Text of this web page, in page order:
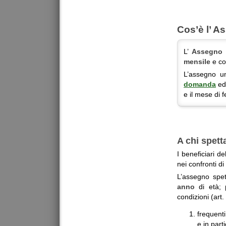
Cos’è l’
L’Assegno
mensile e
L’assegno
domanda
e il mese di
A chi
I beneficiari
nei confronti
L’assegno
anno di età;
condizioni
e in